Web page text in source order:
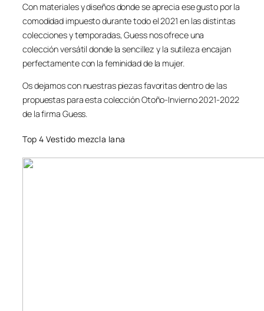
Con materiales y diseños donde se aprecia ese gusto por la
comodidad impuesto durante todo el 2021 en las distintas
colecciones y temporadas, Guess nos ofrece una
colección versátil donde la sencillez y la sutileza encajan
perfectamente con la feminidad de la mujer.
Os dejamos con nuestras piezas favoritas dentro de las
propuestas para esta colección Otoño-Invierno 2021-2022
de la firma Guess.
Top 4 Vestido mezcla lana